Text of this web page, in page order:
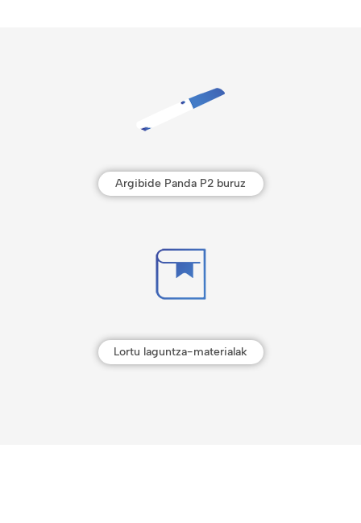
Argibide Panda P2 buruz
Lortu laguntza-materialak